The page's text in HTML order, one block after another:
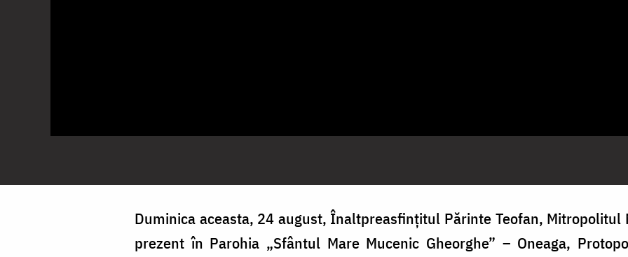
Duminica aceasta, 24 august, Înaltpreasfințitul Părinte Teofan, Mitropolitul
prezent în Parohia „Sfântul Mare Mucenic Gheorghe” – Oneaga,